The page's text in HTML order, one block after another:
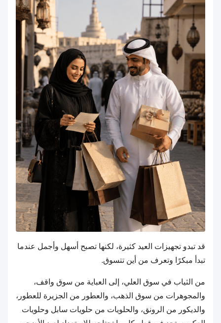
قد تبدو تجهيزات العيد كثيرة، لكنها تصبح أسهل وأجمل عندما
تبدأ مبكرًا وتعرف من أين تتسوق.
من الثياب في سوق العلي، إلى العباية من سوق واقف،
والمجوهرات من سوق الذهب، والعطور من الجزيرة للعطور،
والديكور من الرونق، والحلويات من حلويات سابل وحلويات